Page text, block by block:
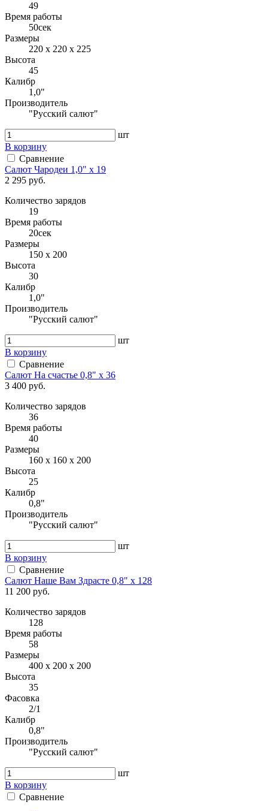
49
Время работы
50сек
Размеры
220 x 220 x 225
Высота
45
Калибр
1,0"
Производитель
"Русский салют"
шт
В корзину
Сравнение
Салют Чародеи 1,0" x 19
2 295 руб.
Количество зарядов
19
Время работы
20сек
Размеры
150 x 200
Высота
30
Калибр
1,0"
Производитель
"Русский салют"
шт
В корзину
Сравнение
Салют На счастье 0,8" x 36
3 400 руб.
Количество зарядов
36
Время работы
40
Размеры
160 х 160 х 200
Высота
25
Калибр
0,8"
Производитель
"Русский салют"
шт
В корзину
Сравнение
Салют Наше Вам Здрасте 0,8" х 128
11 200 руб.
Количество зарядов
128
Время работы
58
Размеры
400 х 200 х 200
Высота
35
Фасовка
2/1
Калибр
0,8"
Производитель
"Русский салют"
шт
В корзину
Сравнение